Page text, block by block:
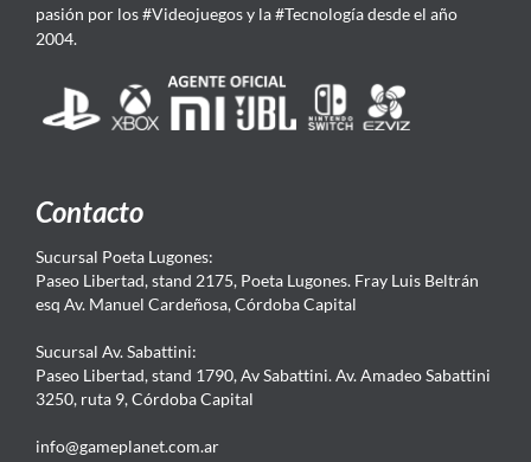
pasión por los #Videojuegos y la #Tecnología desde el año
2004.
Contacto
Sucursal Poeta Lugones:
Paseo Libertad, stand 2175, Poeta Lugones. Fray Luis Beltrán
esq Av. Manuel Cardeñosa, Córdoba Capital
Sucursal Av. Sabattini:
Paseo Libertad, stand 1790, Av Sabattini. Av. Amadeo Sabattini
3250, ruta 9, Córdoba Capital
info@gameplanet.com.ar